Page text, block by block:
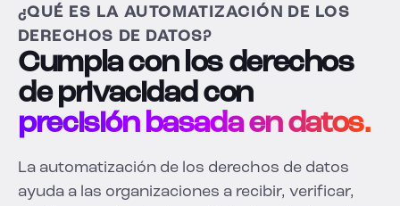
¿QUÉ ES LA AUTOMATIZACIÓN DE LOS
DERECHOS DE DATOS?
Cumpla con los derechos
de privacidad con
precisión basada en datos.
La automatización de los derechos de datos
ayuda a las organizaciones a recibir, verificar,